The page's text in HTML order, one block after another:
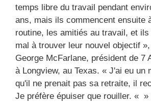
temps libre du travail pendant
ans, mais ils commencent ensuite
routine, les amitiés au travail, et
mal à trouver leur nouvel objectif
George McFarlane, président de 7
à Longview, au Texas. « J'ai eu un
qu'il ne prenait pas sa retraite, il
Je préfère épuiser que rouiller. « »